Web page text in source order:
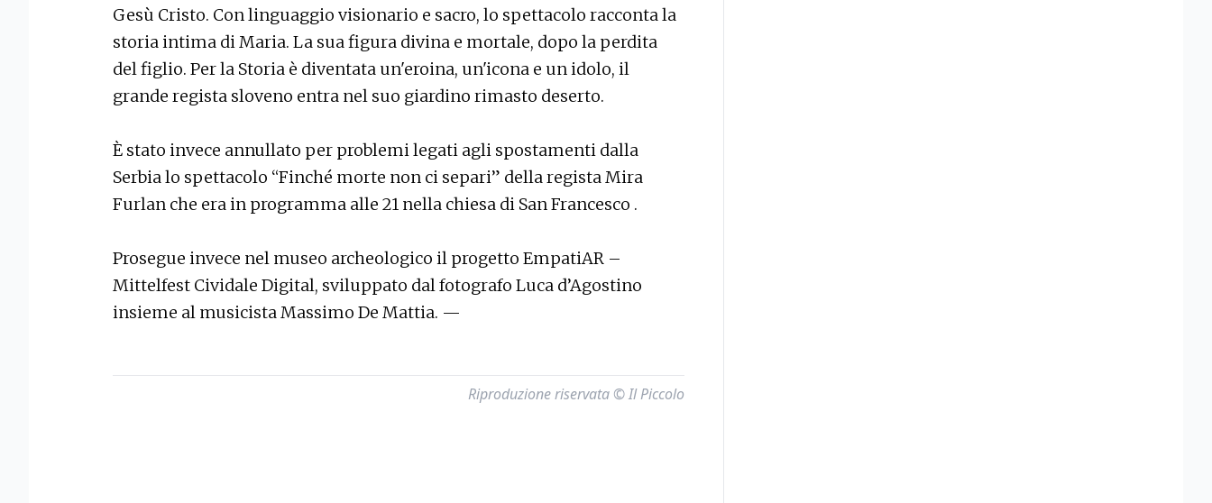
Gesù Cristo. Con linguaggio visionario e sacro, lo spettacolo racconta la
storia intima di Maria. La sua figura divina e mortale, dopo la perdita
del figlio. Per la Storia è diventata un'eroina, un'icona e un idolo, il
grande regista sloveno entra nel suo giardino rimasto deserto.
È stato invece annullato per problemi legati agli spostamenti dalla
Serbia lo spettacolo “Finché morte non ci separi” della regista Mira
Furlan che era in programma alle 21 nella chiesa di San Francesco .
Prosegue invece nel museo archeologico il progetto EmpatiAR –
Mittelfest Cividale Digital, sviluppato dal fotografo Luca d’Agostino
insieme al musicista Massimo De Mattia. —
Riproduzione riservata © Il Piccolo